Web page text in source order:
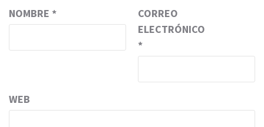
NOMBRE *
CORREO
ELECTRÓNICO
*
WEB